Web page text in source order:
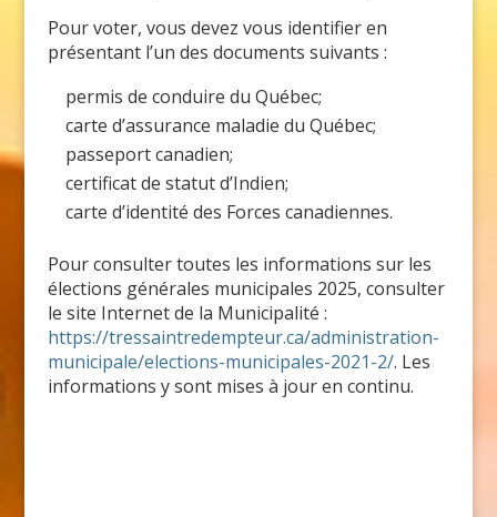
Pour voter, vous devez vous identifier en
présentant l’un des documents suivants :
permis de conduire du Québec;
carte d’assurance maladie du Québec;
passeport canadien;
certificat de statut d’Indien;
carte d’identité des Forces canadiennes.
Pour consulter toutes les informations sur les
élections générales municipales 2025, consulter
le site Internet de la Municipalité :
https://tressaintredempteur.ca/administration-
municipale/elections-municipales-2021-2/. Les
informations y sont mises à jour en continu.